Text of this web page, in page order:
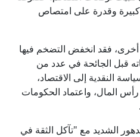
كبيرة وقدرة على امتصاص
أخرى، فقد انخفض التضخم فيها
قبل الجائحة في عدد من
النقدية إلى الاقتصاد،
المال، واعتماد الحكومات
الشديد مع "تآكل الثقة في